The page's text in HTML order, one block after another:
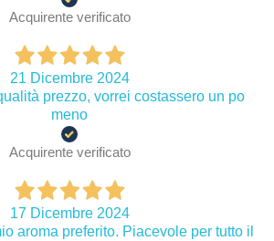
Acquirente verificato
21 Dicembre 2024
prezzo, vorrei costassero un po
meno
Acquirente verificato
17 Dicembre 2024
aroma preferito. Piacevole per tutto il